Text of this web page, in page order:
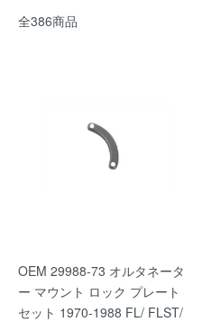
全386商品
OEM 29988-73 オルタネータ
ー マウント ロック プレート
セット 1970-1988 FL/ FLST/